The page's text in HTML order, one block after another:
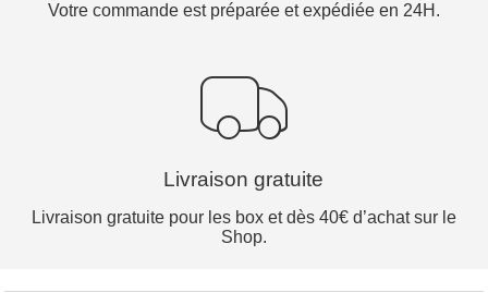
Votre commande est préparée et expédiée en 24H.
Livraison gratuite
Livraison gratuite pour les box et dès 40€ d’achat sur le
Shop.